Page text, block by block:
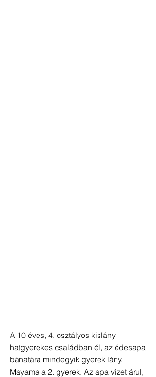
A 10 éves, 4. osztályos kislány
hatgyerekes családban él, az édesapa
bánatára mindegyik gyerek lány.
Mayama a 2. gyerek. Az apa vizet árul,